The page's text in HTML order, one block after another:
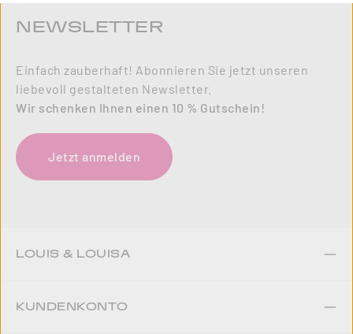
NEWSLETTER
Einfach zauberhaft! Abonnieren Sie jetzt unseren
liebevoll gestalteten Newsletter.
Wir schenken Ihnen einen 10 % Gutschein!
Jetzt anmelden
LOUIS & LOUISA
KUNDENKONTO